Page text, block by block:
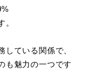
。
している関係で、
も魅力の一つです